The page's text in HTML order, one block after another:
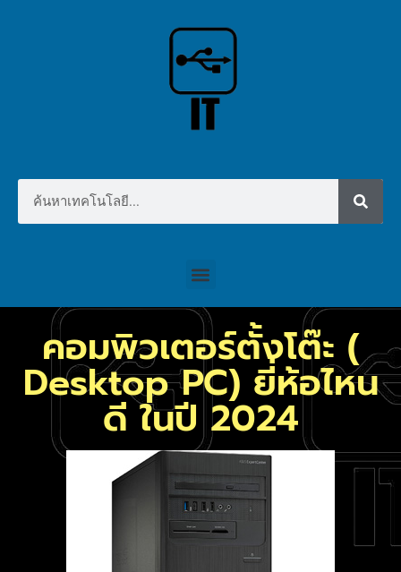
คอมพิวเตอร์ตั้งโต๊ะ (
Desktop PC) ยี่ห้อไหน
ดี ในปี 2024